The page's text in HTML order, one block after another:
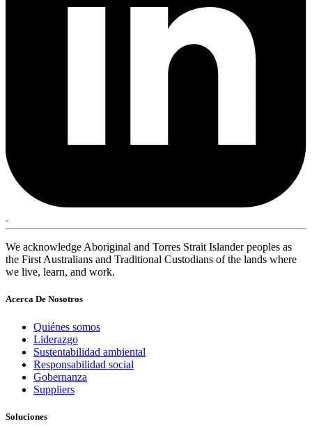
We acknowledge Aboriginal and Torres Strait Islander peoples as
the First Australians and Traditional Custodians of the lands where
we live, learn, and work.
Acerca De Nosotros
Quiénes somos
Liderazgo
Sustentabilidad ambiental
Responsabilidad social
Gobernanza
Suppliers
Soluciones